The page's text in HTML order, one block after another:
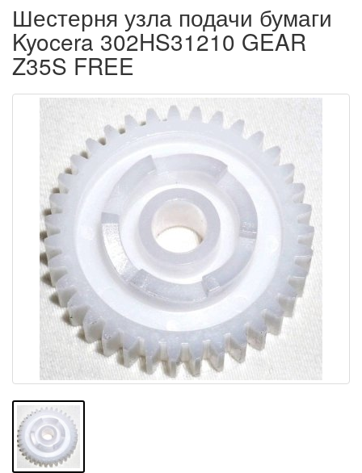
Шестерня узла подачи бумаги
Kyocera 302HS31210 GEAR
Z35S FREE